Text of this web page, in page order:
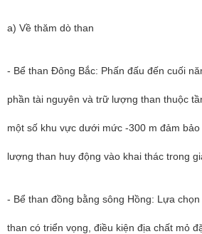
a) Về thăm dò than
- Bể than Đông Bắc: Phấn đấu đến cuối
phần tài nguyên và trữ lượng than thuộc
một số khu vực dưới mức -300 m đảm
lượng than huy động vào khai thác trong
- Bể than đồng bằng sông Hồng: Lựa
than có triển vọng, điều kiện địa chất mỏ